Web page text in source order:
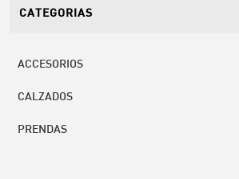
CATEGORIAS
ACCESORIOS
CALZADOS
PRENDAS